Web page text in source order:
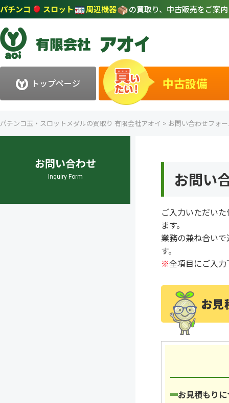
パチンコ スロット 周辺機器 の買取り、中古販売をご案内
トップページ 中古設備
パチンコ玉・スロットメダルの買取り 有限会社アオイ > お問い合わせフォ
お問い合わせ
Inquiry Form お問い
ご入力いただい
ます。
業務の兼ね合い
す。
※全項目にご入
お見積もり